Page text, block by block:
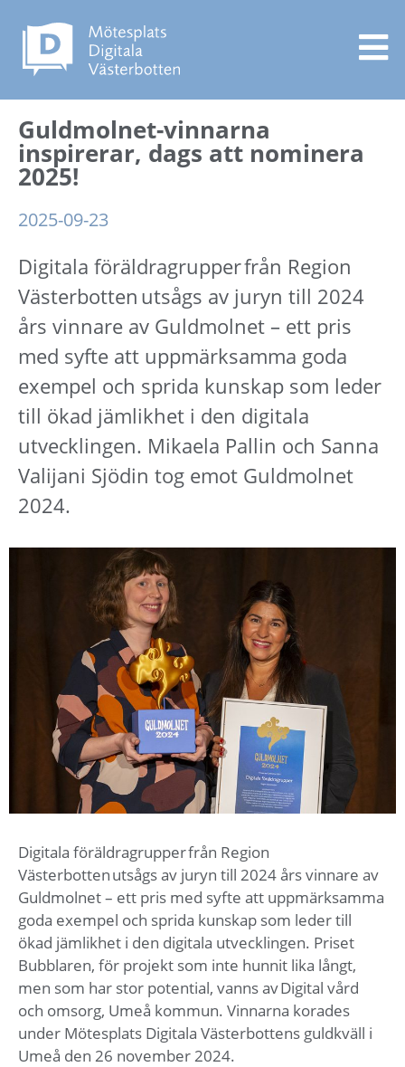
Guldmolnet-vinnarna
inspirerar, dags att nominera
2025!
2025-09-23
Digitala föräldragrupper från Region
Västerbotten utsågs av juryn till 2024
års vinnare av Guldmolnet – ett pris
med syfte att uppmärksamma goda
exempel och sprida kunskap som leder
till ökad jämlikhet i den digitala
utvecklingen. Mikaela Pallin och Sanna
Valijani Sjödin tog emot Guldmolnet
2024.
Digitala föräldragrupper från Region
Västerbotten utsågs av juryn till 2024 års vinnare av
Guldmolnet – ett pris med syfte att uppmärksamma
goda exempel och sprida kunskap som leder till
ökad jämlikhet i den digitala utvecklingen. Priset
Bubblaren, för projekt som inte hunnit lika långt,
men som har stor potential, vanns av Digital vård
och omsorg, Umeå kommun. Vinnarna korades
under Mötesplats Digitala Västerbottens guldkväll i
Umeå den 26 november 2024.